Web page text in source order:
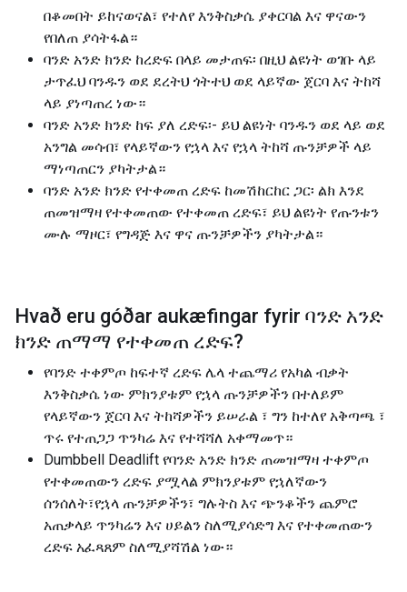
በቆመበት ይከናወናል፣ የተለየ እንቅስቃሴ ያቀርባል እና ዋናውን
የበለጠ ያሳትፋል።
ባንድ አንድ ክንድ ከረድፍ በላይ መታጠፍ፡ በዚህ ልዩነት ወገቡ ላይ
ታጥፈህ ባንዱን ወደ ደረትህ ጎትተህ ወደ ላይኛው ጀርባ እና ትከሻ
ላይ ያነጣጠረ ነው።
ባንድ አንድ ክንድ ከፍ ያለ ረድፍ፡- ይህ ልዩነት ባንዱን ወደ ላይ ወደ
አንግል መሳብ፣ የላይኛውን የኋላ እና የኋላ ትከሻ ጡንቻዎች ላይ
ማነጣጠርን ያካትታል።
ባንድ አንድ ክንድ የተቀመጠ ረድፍ ከመሽከርከር ጋር፡ ልክ እንደ
ጠመዝማዛ የተቀመጠው የተቀመጠ ረድፍ፣ ይህ ልዩነት የጡንቱን
ሙሉ ማዞር፣ የግዳጅ እና ዋና ጡንቻዎችን ያካትታል።
Hvað eru góðar aukæfingar fyrir ባንድ አንድ
ክንድ ጠማማ የተቀመጠ ረድፍ?
የባንድ ተቀምጦ ከፍተኛ ረድፍ ሌላ ተጨማሪ የአካል ብቃት
እንቅስቃሴ ነው ምክንያቱም የኋላ ጡንቻዎችን በተለይም
የላይኛውን ጀርባ እና ትከሻዎችን ይሠራል ፣ ግን ከተለየ አቅጣጫ ፣
ጥሩ የተጠጋጋ ጥንካሬ እና የተሻሻለ አቀማመጥ።
Dumbbell Deadlift የባንድ አንድ ክንድ ጠመዝማዛ ተቀምጦ
የተቀመጠውን ረድፍ ያሟላል ምክንያቱም የኋለኛውን
ሰንሰለት፣የኋላ ጡንቻዎችን፣ ግሉትስ እና ጭንቆችን ጨምሮ
አጠቃላይ ጥንካሬን እና ሀይልን ስለሚያሳድግ እና የተቀመጠውን
ረድፍ አፈጻጸም ስለሚያሻሽል ነው።